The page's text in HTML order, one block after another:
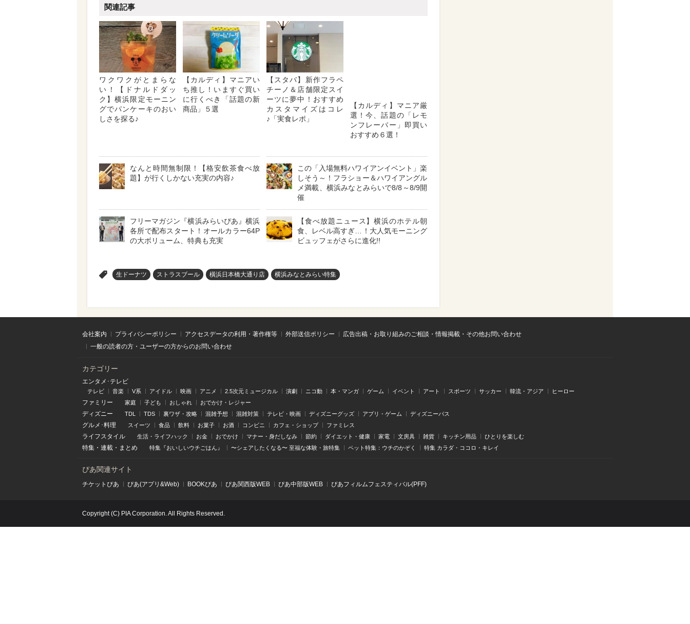
関連記事
ワクワクがとまらな
い！【ドナルドダッ
ク】横浜限定モーニン
グでパンケーキのおい
しさを探る♪
【カルディ】マニアい
ち推し！いますぐ買い
に行くべき「話題の新
商品」５選
【スタバ】新作フラペ
チーノ＆店舗限定スイ
ーツに夢中！おすすめ
カスタマイズはコレ
♪「実食レポ」
おすすめ６選！
なんと時間無制限！【格安飲茶食べ放
題】が行くしかない充実の内容♪
この「入場無料ハワイアンイベント」楽
しそう～！フラショー＆ハワイアングル
メ満載、横浜みなとみらいで8/8～8/9開
催
フリーマガジン『横浜みらいぴあ』横浜
各所で配布スタート！オールカラー64P
の大ボリューム、特典も充実
【食べ放題ニュース】横浜のホテル朝
食、レベル高すぎ…！大人気モーニング
ビュッフェがさらに進化!!
生ドーナツ ストラスブール 橫浜日本橋大通り店 横浜みなとみらい特集
会社案内 プライバシーポリシー アクセスデータの利用・著作権等 外部送信ポリシー
広告出稿・お取り組みのご相談・情報掲載・その他お問い合わせ
一般の読者の方・ユーザーの方からのお問い合わせ
カテゴリー
エンタメ･テレビ
テレビ 音楽 V系 アイドル 映画 アニメ 2.5次元ミュージカル 演劇 ニコ動 本・マンガ ゲーム イベント アート スポーツ サッカー 韓流・アジア ヒーロー
ファミリー 家庭 子ども おしゃれ おでかけ・レジャー
ディズニー TDL TDS 裏ワザ・攻略 混雑予想 混雑対策 テレビ・映画 ディズニーグッズ アプリ・ゲーム ディズニーパス
グルメ･料理 スイーツ 食品 飲料 お菓子 お酒 コンビニ カフェ・ショップ ファミレス
ライフスタイル 生活・ライフハック お金 おでかけ マナー・身だしなみ 節約 ダイエット・健康 家電 文房具 雑貨 キッチン用品 ひとりを楽しむ
特集 ・ 連載 ・ まとめ 特集『おいしいウチごはん』 〜シェアしたくなる〜 至福な体験・旅特集 ペット特集：ウチのかぞく 特集 カラダ・ココロ・キレイ
ぴあ関連サイト
チケットぴあ ぴあ(アプリ&Web) BOOKぴあ ぴあ関⻄版WEB ぴあ中部版WEB ぴあフィルムフェスティバル(PFF)
Copyright (C) PIA Corporation. All Rights Reserved.